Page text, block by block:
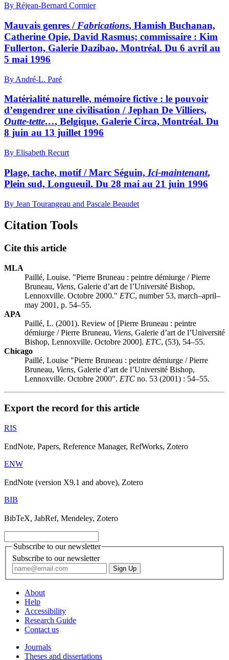
By Réjean-Bernard Cormier
Mauvais genres / Fabrications, Hamish Buchanan,
Catherine Opie, David Rasmus; commissaire : Kim
Fullerton, Galerie Dazibao, Montréal. Du 6 avril au
5 mai 1996
By André-L. Paré
Matérialité naturelle, mémoire fictive : le pouvoir
d’engendrer une civilisation / Jephan De Villiers,
Outte-tette…, Belgique, Galerie Circa, Montréal. Du
8 juin au 13 juillet 1996
By Elisabeth Recurt
Plage, tache, motif / Marc Séguin, Ici-maintenant,
Plein sud, Longueuil. Du 28 mai au 21 juin 1996
By Jean Tourangeau and Pascale Beaudet
Citation Tools
Cite this article
MLA
Paillé, Louise. "Pierre Bruneau : peintre démiurge / Pierre
Bruneau, Viens, Galerie d’art de l’Université Bishop,
Lennoxville. Octobre 2000." ETC, number 53, march–april–
may 2001, p. 54–55.
APA
Paillé, L. (2001). Review of [Pierre Bruneau : peintre
démiurge / Pierre Bruneau, Viens, Galerie d’art de l’Université
Bishop, Lennoxville. Octobre 2000]. ETC, (53), 54–55.
Chicago
Paillé, Louise "Pierre Bruneau : peintre démiurge / Pierre
Bruneau, Viens, Galerie d’art de l’Université Bishop,
Lennoxville. Octobre 2000". ETC no. 53 (2001) : 54–55.
Export the record for this article
RIS
EndNote, Papers, Reference Manager, RefWorks, Zotero
ENW
EndNote (version X9.1 and above), Zotero
BIB
BibTeX, JabRef, Mendeley, Zotero
Subscribe to our newsletter
Subscribe to our newsletter
About
Help
Accessibility
Research Guide
Contact us
Journals
Theses and dissertations